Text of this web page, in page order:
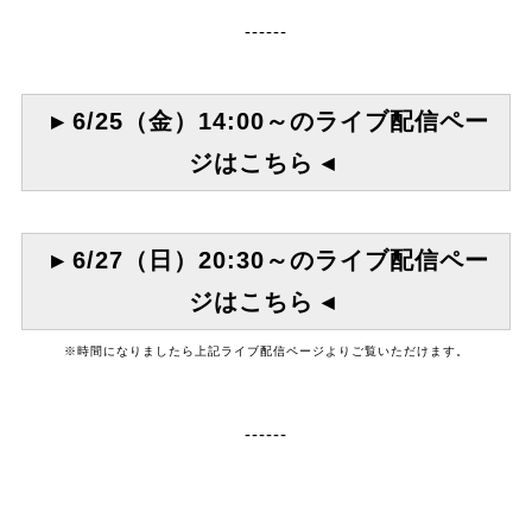
------
▸ 6/25（金）14:00～のライブ配信ペー
ジはこちら ◂
▸ 6/27（日）20:30～のライブ配信ペー
ジはこちら ◂
※時間になりましたら上記ライブ配信ページよりご覧いただけます。
------